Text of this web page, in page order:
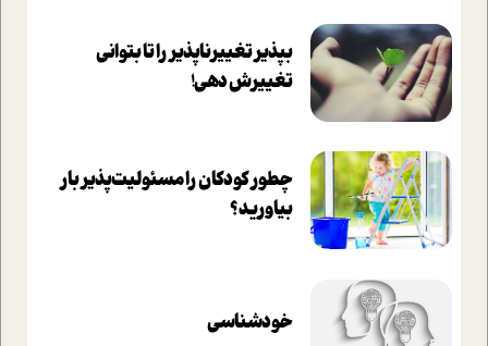
بپذير تغييرناپذير را تا بتواني
تغييرش دهي!‏
چطور کودکان را مسئولیت‌پذیر بار
بیاورید؟
خودشناسی